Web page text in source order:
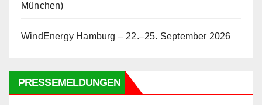
München)
WindEnergy Hamburg – 22.–25. September 2026
PRESSEMELDUNGEN